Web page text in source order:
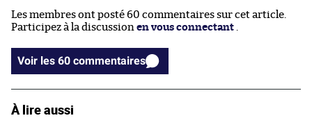
Les membres ont posté 60 commentaires sur cet article.
Participez à la discussion en vous connectant .
Voir les 60 commentaires
À lire aussi